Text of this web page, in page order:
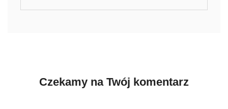
Czekamy na Twój komentarz